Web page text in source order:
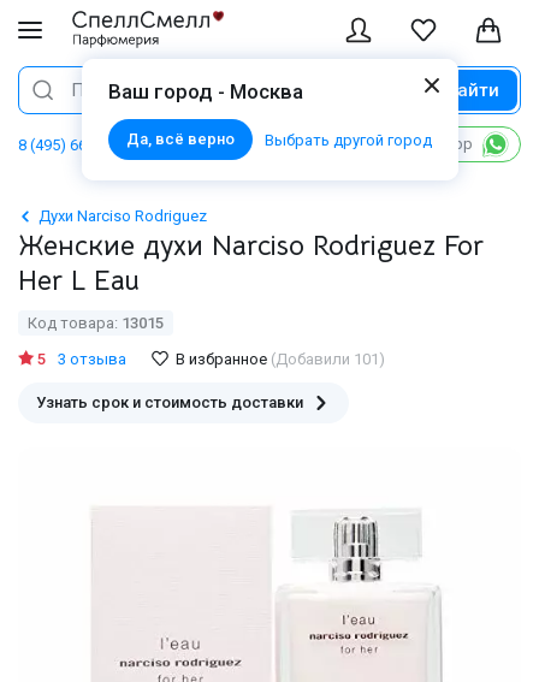
Ваш город - Москва
Да, всё верно Выбрать другой город
Поиск Найти
8 (495) 668 06 02 Написать в WhatsApp
Духи Narciso Rodriguez
Женские духи Narciso Rodriguez For
Her L Eau
Код товара: 13015
5
3 отзыва В избранное (Добавили 101)
Узнать срок и стоимость доставки